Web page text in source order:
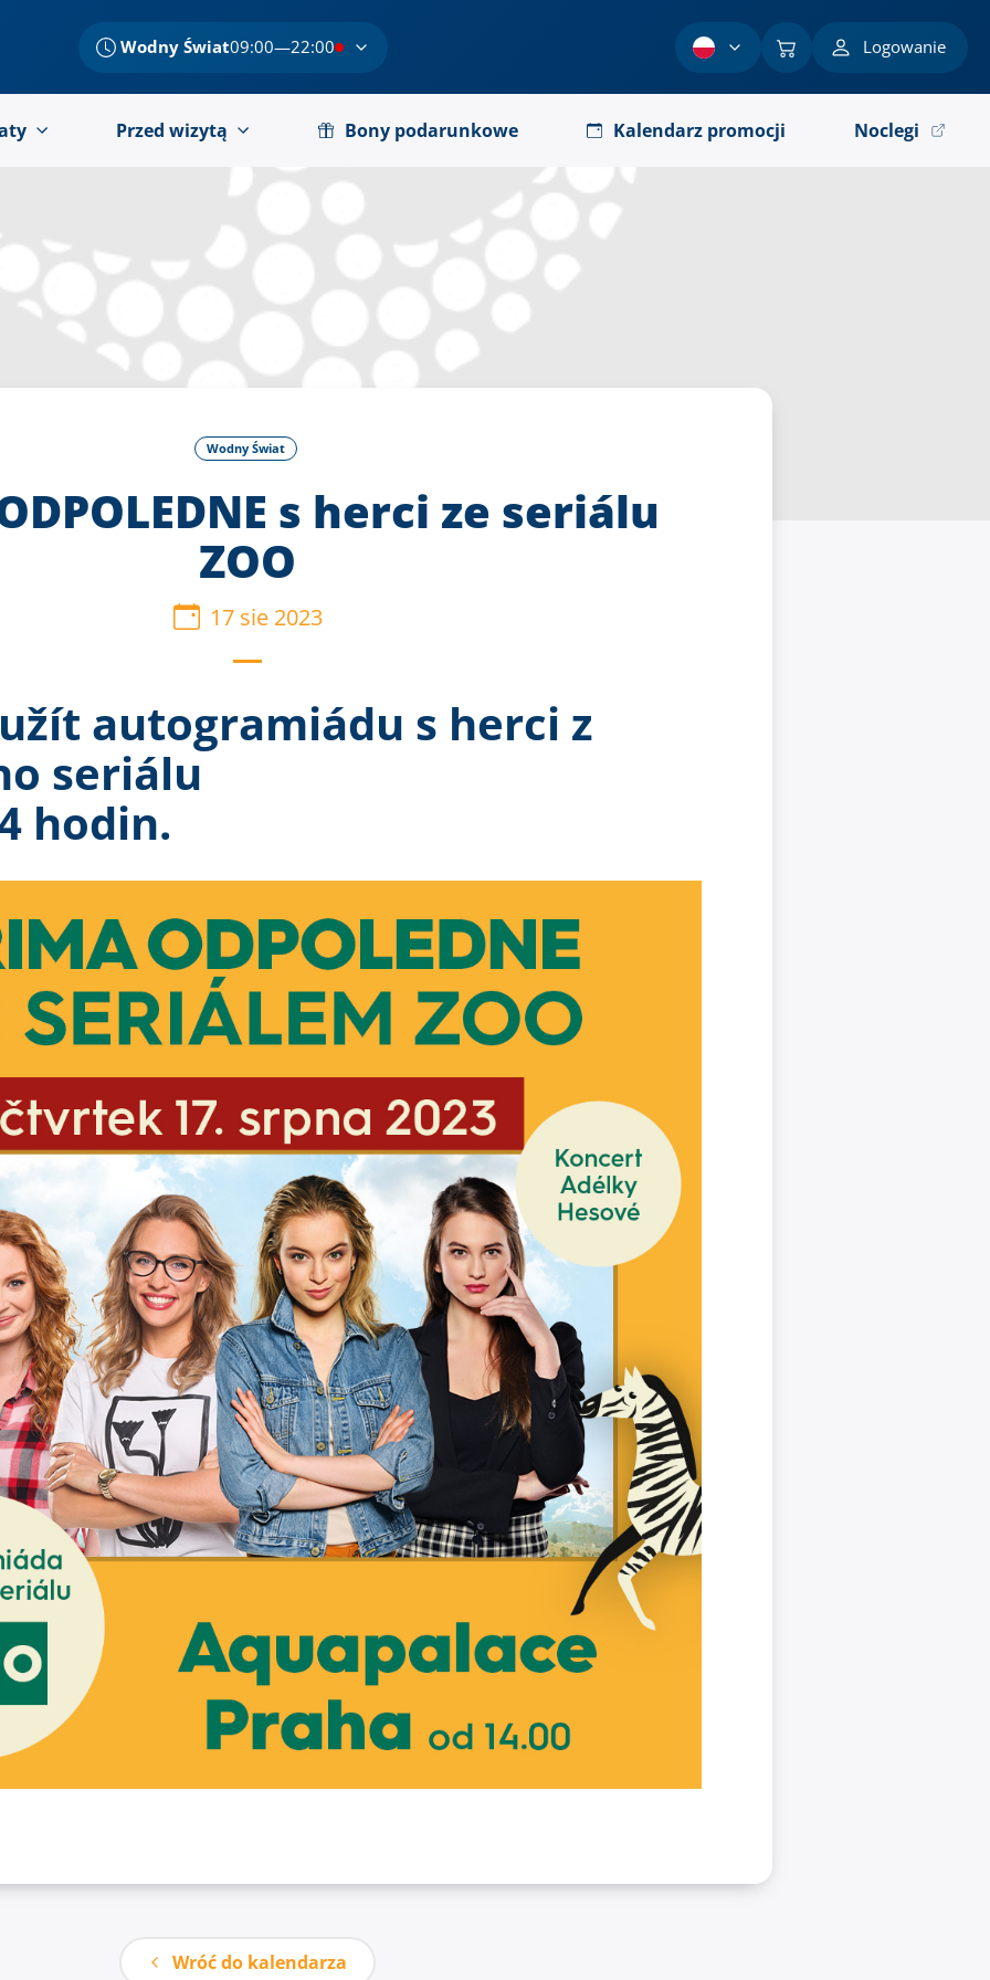
Wodny Świat09:00—22:00 Logowanie
Przed wizytą Bony podarunkowe Kalendarz promocji Noclegi
Wodny Świat
s herci ze seriálu
ZOO
17 sie 2023
autogramiádu s herci z
seriálu
hodin.
Wróć do kalendarza